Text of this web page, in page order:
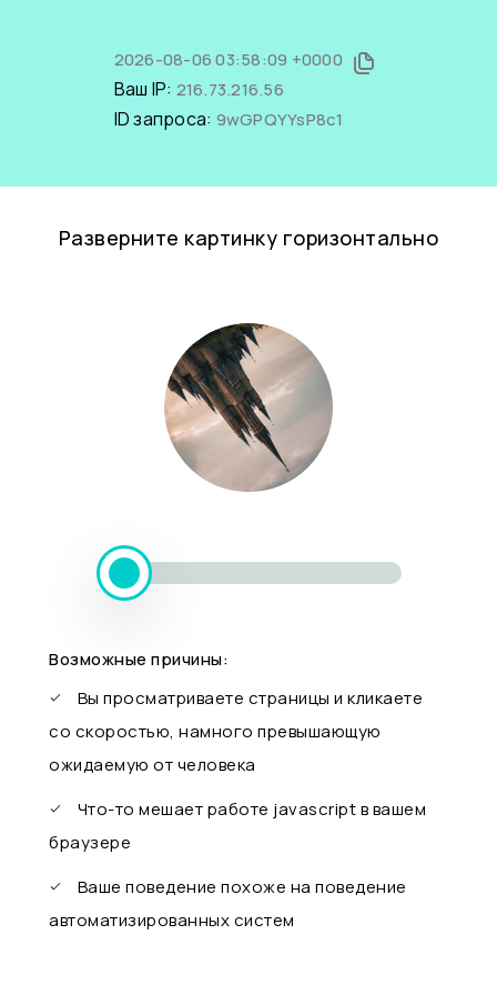
2026-08-06 03:58:09 +0000
Ваш IP: 216.73.216.56
ID запроса: 9wGPQYYsP8c1
Разверните картинку горизонтально
Возможные причины:
Вы просматриваете страницы и кликаете
со скоростью, намного превышающую
ожидаемую от человека
Что-то мешает работе javascript в вашем
браузере
Ваше поведение похоже на поведение
автоматизированных систем